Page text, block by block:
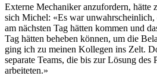
Externe Mechaniker anzufordern, hätte
sich Michel: «Es war unwahrscheinlich,
am nächsten Tag hätten kommen und
Tag hätten beheben können, um die
ging ich zu meinen Kollegen ins Zelt.
separate Teams, die bis zur Lösung des
arbeiteten.»